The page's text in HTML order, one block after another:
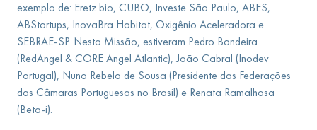
exemplo de: Eretz.bio, CUBO, Investe São Paulo, ABES,
ABStartups, InovaBra Habitat, Oxigênio Aceleradora e
SEBRAE-SP. Nesta Missão, estiveram Pedro Bandeira
(RedAngel & CORE Angel Atlantic), João Cabral (Inodev
Portugal), Nuno Rebelo de Sousa (Presidente das Federações
das Câmaras Portuguesas no Brasil) e Renata Ramalhosa
(Beta-i).